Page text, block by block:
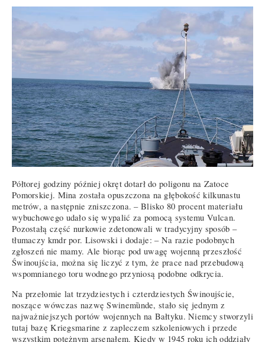
Półtorej godziny później okręt dotarł do poligonu na Zatoce
Pomorskiej. Mina została opuszczona na głębokość kilkunastu
metrów, a następnie zniszczona. – Blisko 80 procent materiału
wybuchowego udało się wypalić za pomocą systemu Vulcan.
Pozostałą część nurkowie zdetonowali w tradycyjny sposób –
tłumaczy kmdr por. Lisowski i dodaje: – Na razie podobnych
zgłoszeń nie mamy. Ale biorąc pod uwagę wojenną przeszłość
Świnoujścia, można się liczyć z tym, że prace nad przebudową
wspomnianego toru wodnego przyniosą podobne odkrycia.
Na przełomie lat trzydziestych i czterdziestych Świnoujście,
noszące wówczas nazwę Swinemȕnde, stało się jednym z
najważniejszych portów wojennych na Bałtyku. Niemcy stworzyli
tutaj bazę Kriegsmarine z zapleczem szkoleniowych i przede
wszystkim potężnym arsenałem. Kiedy w 1945 roku ich oddziały